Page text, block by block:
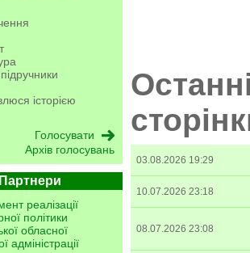
історією
Архів голосувань
Партнери
реалізації
політики
обласної
адміністрації
03.08.2026 19:29
10.07.2026 23:18
08.07.2026 23:08